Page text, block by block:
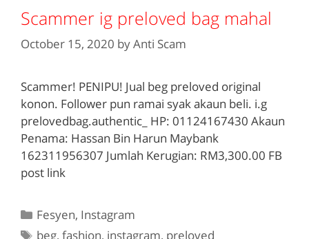
Scammer ig preloved bag mahal
October 15, 2020 byAnti Scam
Scammer! PENIPU! Jual beg preloved original
konon. Follower pun ramai syak akaun beli. i.g
prelovedbag.authentic_ HP: 01124167430 Akaun
Penama: Hassan Bin Harun Maybank
162311956307 Jumlah Kerugian: RM3,300.00 FB
post link
Categories
Fesyen, Instagram
Tags
beg,fashion, instagram, preloved